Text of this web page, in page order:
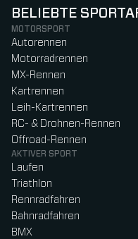
BELIEBTE
MOTORSPORT
Autorennen
Motorradrennen
MX-Rennen
Kartrennen
Leih-Kartrennen
RC- & Drohnen-Rennen
Offroad-Rennen
AKTIVER SPORT
Laufen
Triathlon
Rennradfahren
Bahnradfahren
BMX